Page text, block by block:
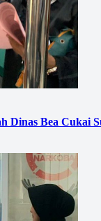
Dinas Bea Cukai